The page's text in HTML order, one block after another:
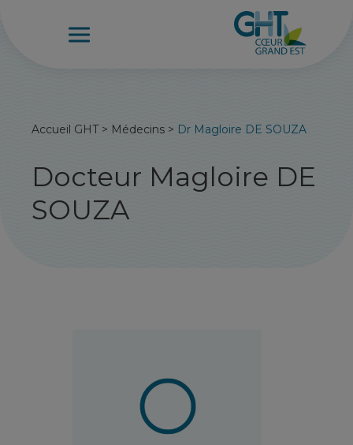
Accueil GHT> Médecins > Dr Magloire DE SOUZA
Docteur Magloire DE
SOUZA